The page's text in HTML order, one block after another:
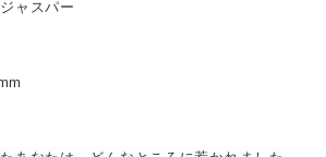
ャスパー